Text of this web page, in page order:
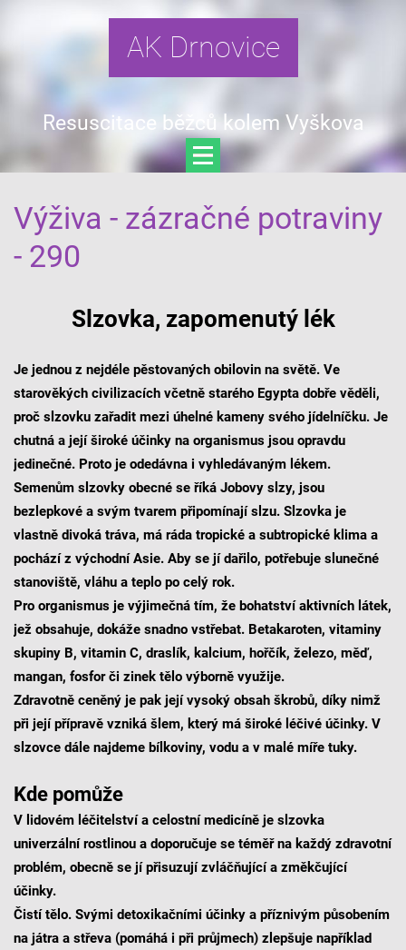
AK Drnovice
Resuscitace běžců kolem Vyškova
Výživa - zázračné potraviny
- 290
Slzovka, zapomenutý lék
Je jednou z nejdéle pěstovaných obilovin na světě. Ve
starověkých civilizacích včetně starého Egypta dobře věděli,
proč slzovku zařadit mezi úhelné kameny svého jídelníčku. Je
chutná a její široké účinky na organismus jsou opravdu
jedinečné. Proto je odedávna i vyhledávaným lékem.
Semenům slzovky obecné se říká Jobovy slzy, jsou
bezlepkové a svým tvarem připomínají slzu. Slzovka je
vlastně divoká tráva, má ráda tropické a subtropické klima a
pochází z východní Asie. Aby se jí dařilo, potřebuje slunečné
stanoviště, vláhu a teplo po celý rok.
Pro organismus je výjimečná tím, že bohatství aktivních látek,
jež obsahuje, dokáže snadno vstřebat. Betakaroten, vitaminy
skupiny B, vitamin C, draslík, kalcium, hořčík, železo, měď,
mangan, fosfor či zinek tělo výborně využije.
Zdravotně ceněný je pak její vysoký obsah škrobů, díky nimž
při její přípravě vzniká šlem, který má široké léčivé účinky. V
slzovce dále najdeme bílkoviny, vodu a v malé míře tuky.
Kde pomůže
V lidovém léčitelství a celostní medicíně je slzovka
univerzální rostlinou a doporučuje se téměř na každý zdravotní
problém, obecně se jí přisuzují zvláčňující a změkčující
účinky.
Čistí tělo. Svými detoxikačními účinky a příznivým působením
na játra a střeva (pomáhá i při průjmech) zlepšuje například